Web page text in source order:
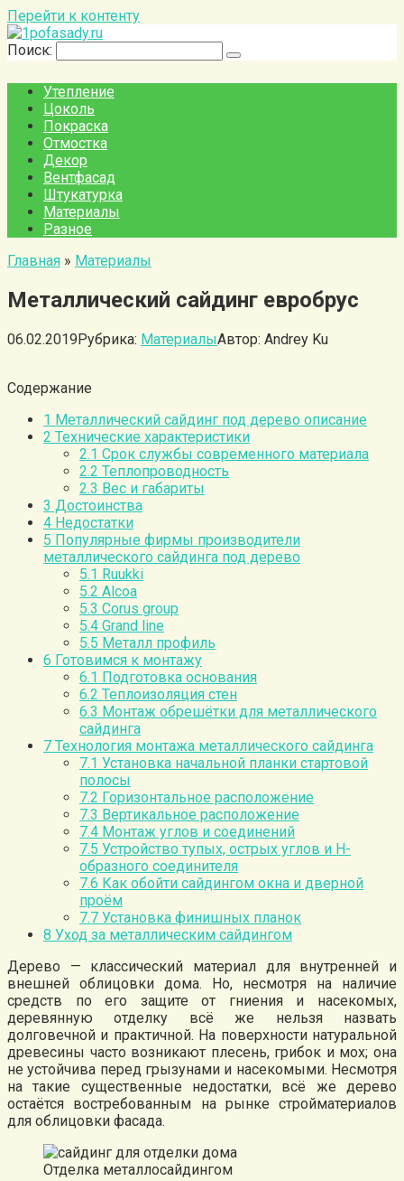
Перейти к контенту
Поиск:
Утепление
Цоколь
Покраска
Отмостка
Декор
Вентфасад
Штукатурка
Материалы
Разное
Главная » Материалы
Металлический сайдинг евробрус
06.02.2019Рубрика: МатериалыАвтор: Andrey Ku
Содержание
1 Металлический сайдинг под дерево описание
2 Технические характеристики
2.1 Срок службы современного материала
2.2 Теплопроводность
2.3 Вес и габариты
3 Достоинства
4 Недостатки
5 Популярные фирмы производители
металлического сайдинга под дерево
5.1 Ruukki
5.2 Alcoa
5.3 Corus group
5.4 Grand line
5.5 Металл профиль
6 Готовимся к монтажу
6.1 Подготовка основания
6.2 Теплоизоляция стен
6.3 Монтаж обрешётки для металлического
сайдинга
7 Технология монтажа металлического сайдинга
7.1 Установка начальной планки стартовой
полосы
7.2 Горизонтальное расположение
7.3 Вертикальное расположение
7.4 Монтаж углов и соединений
7.5 Устройство тупых, острых углов и Н-
образного соединителя
7.6 Как обойти сайдингом окна и дверной
проём
7.7 Установка финишных планок
8 Уход за металлическим сайдингом
Дерево — классический материал для внутренней и
внешней облицовки дома. Но, несмотря на наличие
средств по его защите от гниения и насекомых,
деревянную отделку всё же нельзя назвать
долговечной и практичной. На поверхности натуральной
древесины часто возникают плесень, грибок и мох; она
не устойчива перед грызунами и насекомыми. Несмотря
на такие существенные недостатки, всё же дерево
остаётся востребованным на рынке стройматериалов
для облицовки фасада.
Отделка металлосайдингом